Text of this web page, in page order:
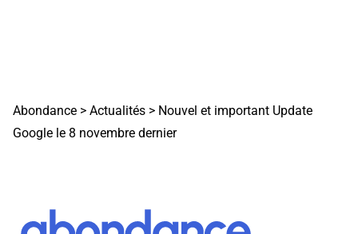
Abondance > Actualités > Nouvel et important Update
Google le 8 novembre dernier